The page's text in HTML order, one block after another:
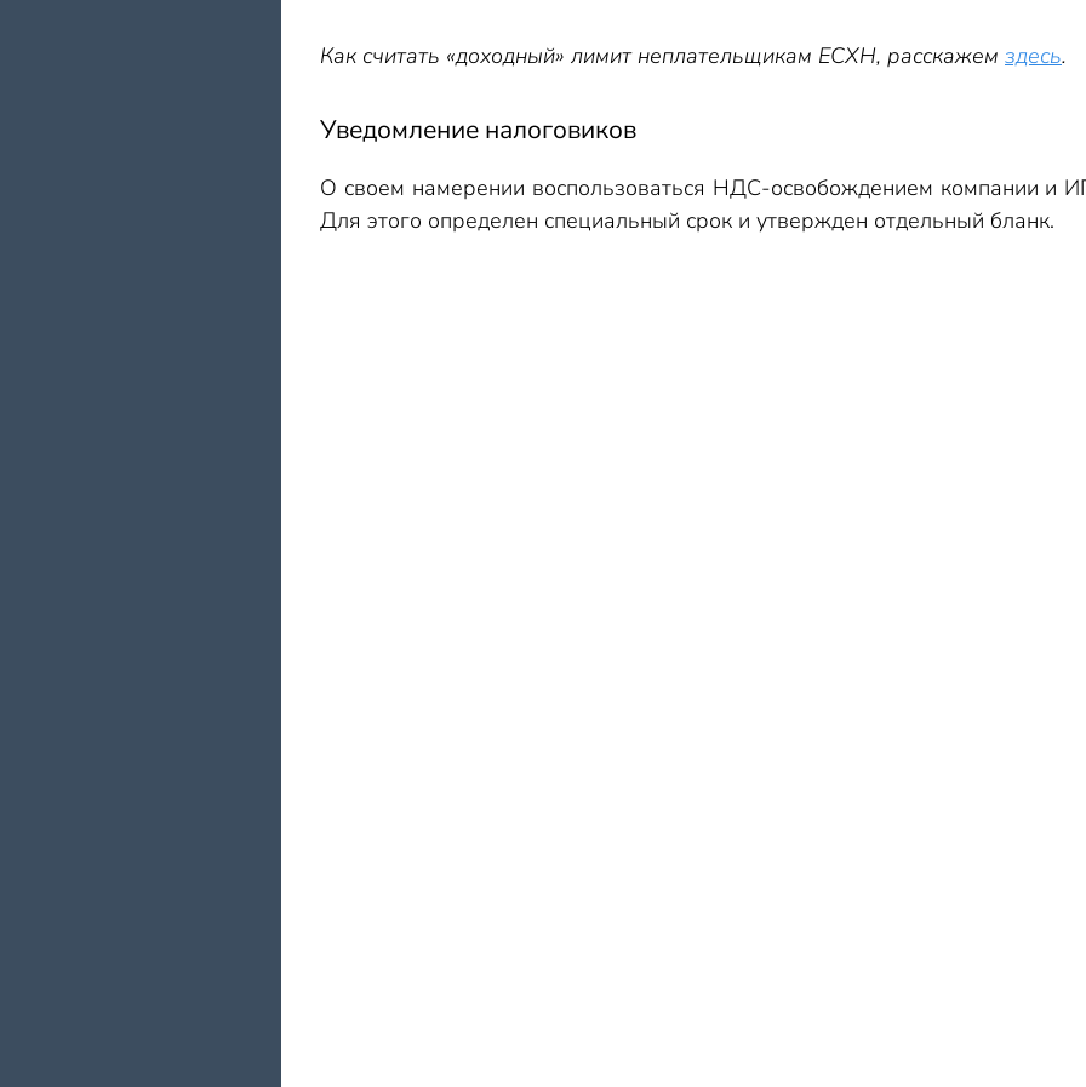
Как считать «доходный» лимит неплательщикам ЕСХН, расскажем здесь.
Уведомление налоговиков
О своем намерении воспользоваться НДС-освобождением компании и
Для этого определен специальный срок и утвержден отдельный бланк.